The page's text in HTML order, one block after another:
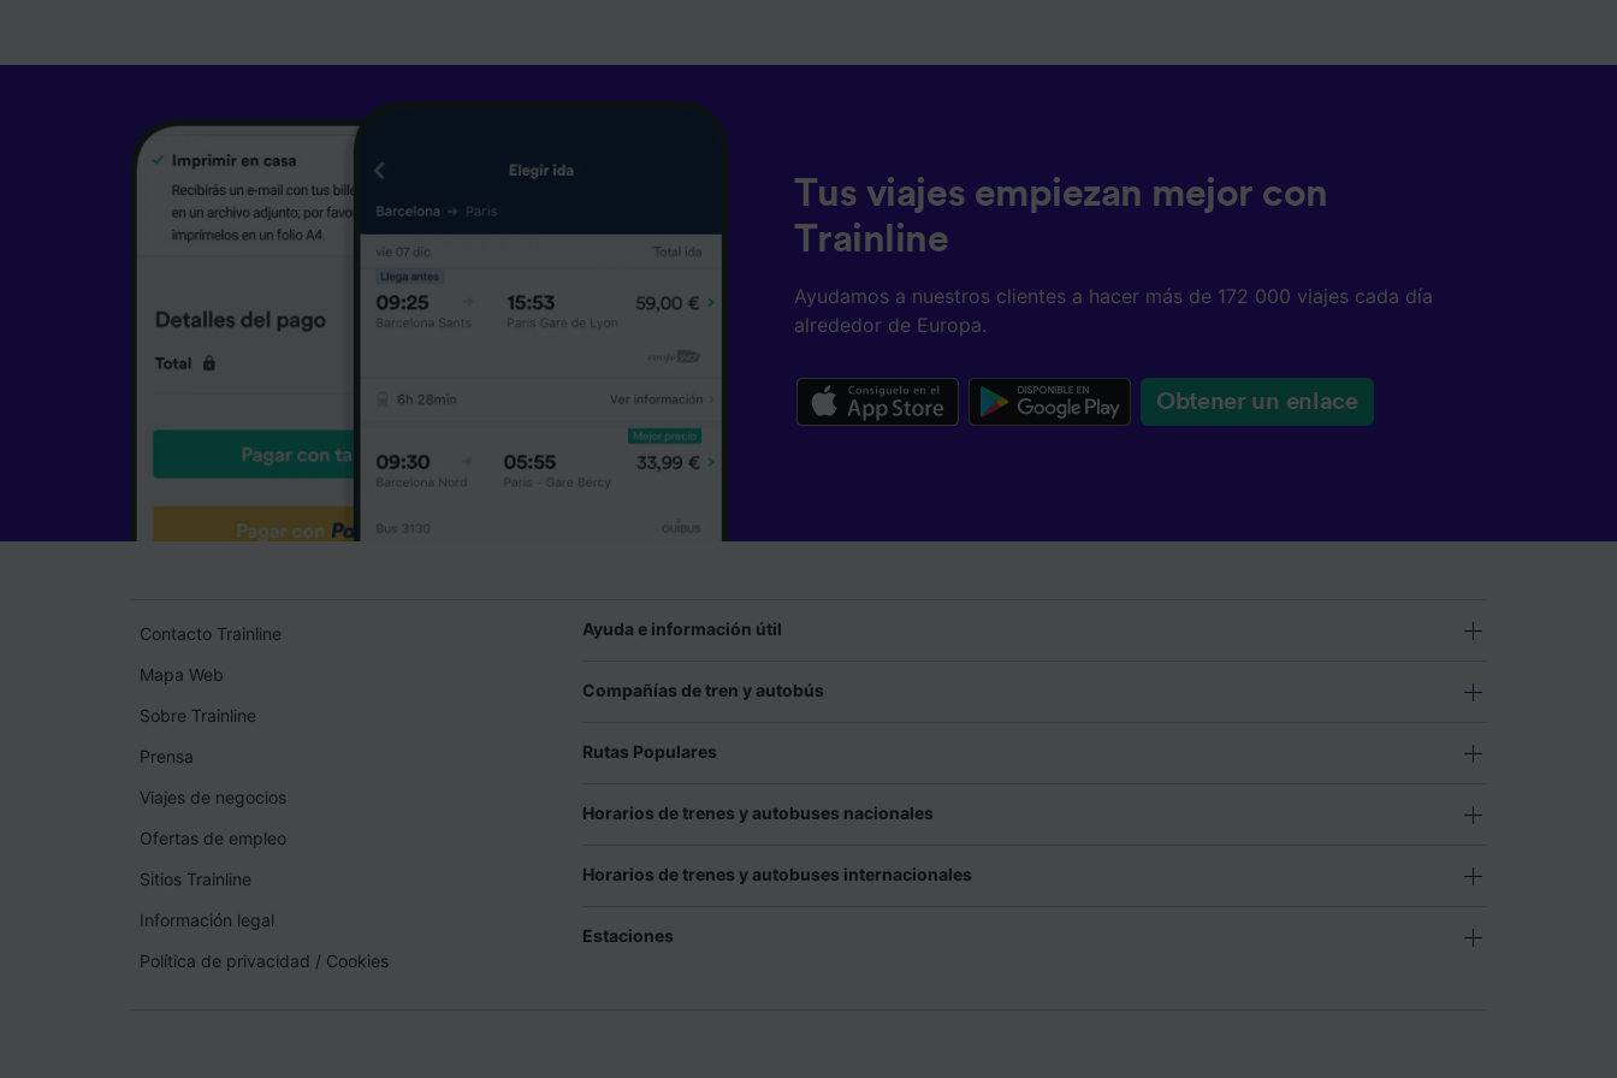
Tus viajes empiezan mejor con
Trainline
Ayudamos a nuestros clientes a hacer más de 172 000 viajes cada día
alrededor de Europa.
Obtener un enlace
Contacto Trainline
Mapa Web
Sobre Trainline
Prensa
Viajes de negocios
Ofertas de empleo
Sitios Trainline
Información legal
Política de privacidad / Cookies
Ayuda e información útil
Compañías de tren y autobús
Rutas Populares
Horarios de trenes y autobuses nacionales
Horarios de trenes y autobuses internacionales
Estaciones
personalizados, medición de publicidad y contenido, investigación de
Lista de asociados (proveedores)